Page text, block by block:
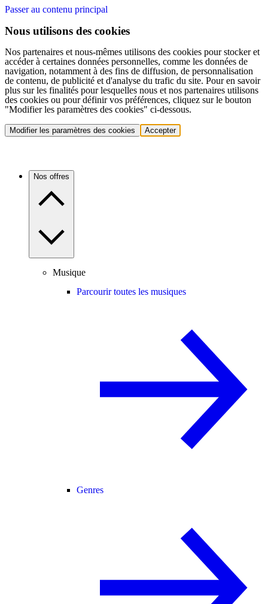
Passer au contenu principal
Nous utilisons des cookies
Nos partenaires et nous-mêmes utilisons des cookies pour stocker et
accéder à certaines données personnelles, comme les données de
navigation, notamment à des fins de diffusion, de personnalisation
de contenu, de publicité et d'analyse du trafic du site. Pour en savoir
plus sur les finalités pour lesquelles nous et nos partenaires utilisons
des cookies ou pour définir vos préférences, cliquez sur le bouton
"Modifier les paramètres des cookies" ci-dessous.
Modifier les paramètres des cookies Accepter
Nos offres
Musique
Parcourir toutes les musiques
Genres